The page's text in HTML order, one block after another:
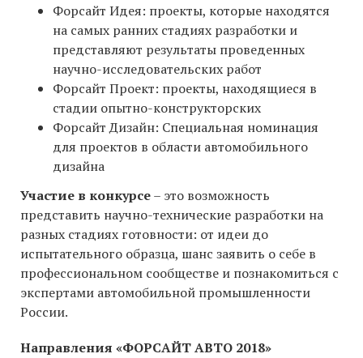
Форсайт Идея: проекты, которые находятся
на самых ранних стадиях разработки и
представляют результаты проведенных
научно-исследовательских работ
Форсайт Проект: проекты, находящиеся в
стадии опытно-конструкторских
Форсайт Дизайн: Специальная номинация
для проектов в области автомобильного
дизайна
Участие в конкурсе– это возможность
представить научно-технические разработки на
разных стадиях готовности: от идеи до
испытательного образца, шанс заявить о себе в
профессиональном сообществе и познакомиться с
экспертами автомобильной промышленности
России.
Направления «ФОРСАЙТ АВТО 2018»